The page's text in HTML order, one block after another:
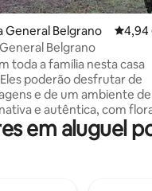
de 5, 33 avaliações
General Belgrano 4,94
4,94
Belgrano
toda a família nesta casa
poderão desfrutar de
e de um ambiente de
e autêntica, com
em todos os cantos.
está localizada entre os
em aluguel